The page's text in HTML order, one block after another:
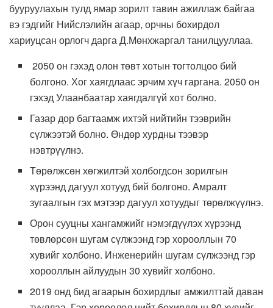
бууруулахын тулд ямар зорилт тавин ажиллаж байгаа
вэ гэдгийг Нийслэлийн агаар, орчны бохирдол
хариуцсан орлогч дарга Д.Мөнхжаргал танилцууллаа.
2050 он гэхэд олон төвт хотын тогтолцоо бий
болгоно. Хог хаягдлаас эрчим хүч гаргана. 2050 он
гэхэд Улаанбаатар хаягдалгүй хот болно.
Газар дор багтаамж ихтэй нийтийн тээврийн
сүлжээтэй болно. Өндөр хурдны тээвэр
нэвтрүүлнэ.
Төрөлжсөн хөгжилтэй холбогдсон зорилгын
хүрээнд дагуул хотууд бий болгоно. Амралт
зугаалгын гэх мэтээр дагуул хотуудыг төрөлжүүлнэ.
Орон сууцны хангамжийг нэмэгдүүлэх хүрээнд
төвлөрсөн шугам сүлжээнд гэр хорооллын 70
хувийг холбоно. Инженерийн шугам сүлжээнд гэр
хорооллын айлуудын 30 хувийг холбоно.
2019 онд бид агаарын бохирдлыг амжилттай даван